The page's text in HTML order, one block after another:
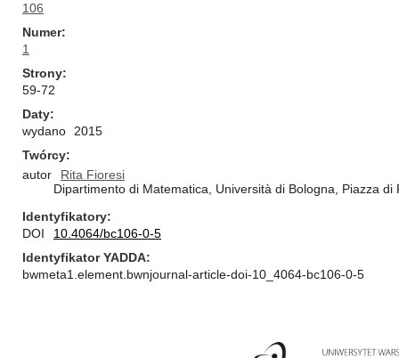
106
Numer
1
Strony
59-72
Daty
wydano
2015
Twórcy
autor
Rita Fioresi
Dipartimento di Matematica, Università di Bologna, Piazza
Identyfikatory
DOI
10.4064/bc106-0-5
Identyfikator YADDA
bwmeta1.element.bwnjournal-article-doi-10_4064-bc106-0-5